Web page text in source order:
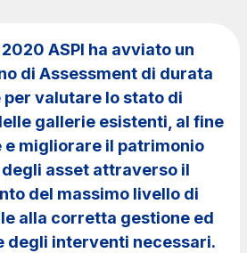
Il gruppo
ASPI ha avviato un
di Assessment di durata
per valutare lo stato di
gallerie esistenti, al fine
migliorare il patrimonio
asset attraverso il
del massimo livello di
alla corretta gestione ed
degli interventi necessari.